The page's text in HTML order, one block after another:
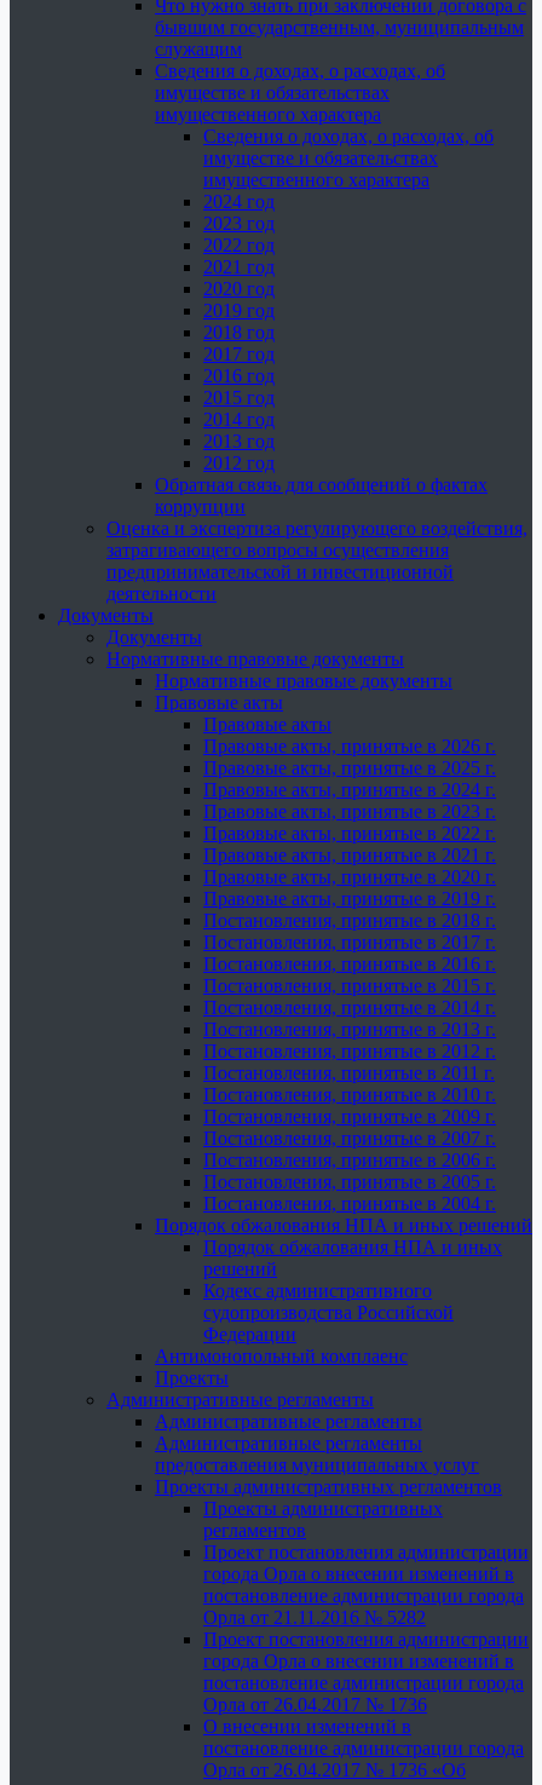
Что нужно знать при заключении договора с
бывшим государственным, муниципальным
служащим
Сведения о доходах, о расходах, об
имуществе и обязательствах
имущественного характера
Сведения о доходах, о расходах, об
имуществе и обязательствах
имущественного характера
2024 год
2023 год
2022 год
2021 год
2020 год
2019 год
2018 год
2017 год
2016 год
2015 год
2014 год
2013 год
2012 год
Обратная связь для сообщений о фактах
коррупции
Оценка и экспертиза регулирующего воздействия,
затрагивающего вопросы осуществления
предпринимательской и инвестиционной
деятельности
Документы
Документы
Нормативные правовые документы
Нормативные правовые документы
Правовые акты
Правовые акты
Правовые акты, принятые в 2026 г.
Правовые акты, принятые в 2025 г.
Правовые акты, принятые в 2024 г.
Правовые акты, принятые в 2023 г.
Правовые акты, принятые в 2022 г.
Правовые акты, принятые в 2021 г.
Правовые акты, принятые в 2020 г.
Правовые акты, принятые в 2019 г.
Постановления, принятые в 2018 г.
Постановления, принятые в 2017 г.
Постановления, принятые в 2016 г.
Постановления, принятые в 2015 г.
Постановления, принятые в 2014 г.
Постановления, принятые в 2013 г.
Постановления, принятые в 2012 г.
Постановления, принятые в 2011 г.
Постановления, принятые в 2010 г.
Постановления, принятые в 2009 г.
Постановления, принятые в 2007 г.
Постановления, принятые в 2006 г.
Постановления, принятые в 2005 г.
Постановления, принятые в 2004 г.
Порядок обжалования НПА и иных решений
Порядок обжалования НПА и иных
решений
Кодекс административного
судопроизводства Российской
Федерации
Антимонопольный комплаенс
Проекты
Административные регламенты
Административные регламенты
Административные регламенты
предоставления муниципальных услуг
Проекты административных регламентов
Проекты административных
регламентов
Проект постановления администрации
города Орла о внесении изменений в
постановление администрации города
Орла от 21.11.2016 № 5282
Проект постановления администрации
города Орла о внесении изменений в
постановление администрации города
Орла от 26.04.2017 № 1736
О внесении изменений в
постановление администрации города
Орла от 26.04.2017 № 1736 «Об